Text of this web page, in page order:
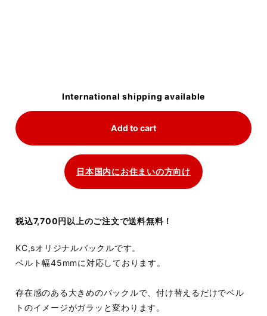
International shipping available
Add to cart
日本国内にお住まいの方向け
税込7,700円以上のご注文で送料無料！
KC,sオリジナルバックルです。
ベルト幅45mmに対応しております。
存在感のある大きめのバックルで、付け替えるだけでベル
トのイメージがガラッと変わります。